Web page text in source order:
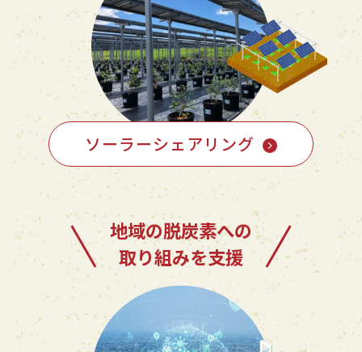
ソーラーシェアリング
地域の脱炭素への
取り組みを支援